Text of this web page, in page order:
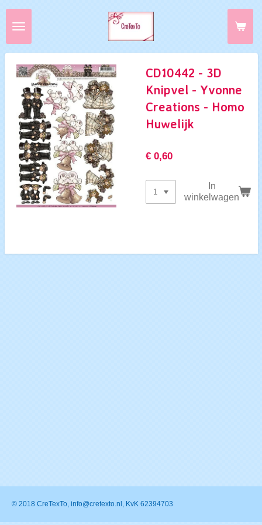
Ga
direct
de
hoofdinhoud
CD10442 - 3D
Knipvel - Yvonne
Creations - Homo
Huwelijk
€ 0,60
In
winkelwagen
© 2018 CreTexTo, info@cretexto.nl, KvK 62394703